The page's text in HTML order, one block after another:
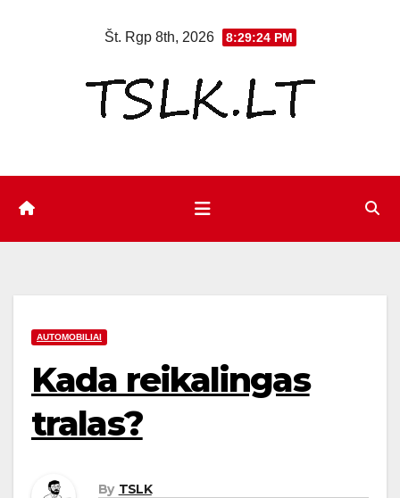
Št. Rgp 8th, 2026 8:29:24 PM
AUTOMOBILIAI
Kada reikalingas
tralas?
By TSLK